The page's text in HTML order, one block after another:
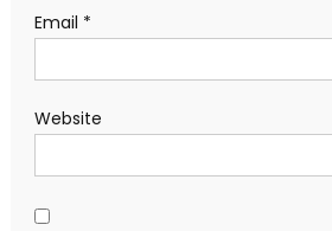
Email *
Website